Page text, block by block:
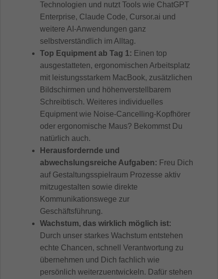
Technologien und nutzt Tools wie ChatGPT
Enterprise, Claude Code, Cursor.ai und
weitere AI-Anwendungen ganz
selbstverständlich im Alltag.
Top Equipment ab Tag 1: Einen top
ausgestatteten, ergonomischen Arbeitsplatz
mit leistungsstarkem MacBook, zusätzlichen
Bildschirmen und höhenverstellbarem
Schreibtisch. Weiteres individuelles
Equipment wie Noise-Cancelling-Kopfhörer
oder ergonomische Maus? Bekommst Du
natürlich auch.
Herausfordernde und
abwechslungsreiche Aufgaben: Freu Dich
auf Gestaltungsspielraum Prozesse aktiv
mitzugestalten sowie direkte
Kommunikationswege zur
Geschäftsführung.
Wachstum, das wirklich möglich ist:
Durch unser starkes Wachstum entstehen
echte Chancen, schnell Verantwortung zu
übernehmen und Dich fachlich wie
persönlich weiterzuentwickeln. Dafür stehen